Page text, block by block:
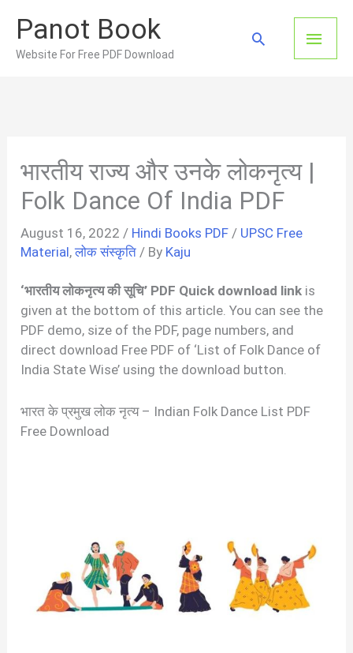
content
Panot Book
Website For Free PDF Download
Main
Search
भारतीय राज्य और उनके लोकनृत्य |
Folk Dance Of India PDF
August 16, 2022 / Hindi Books PDF / UPSC Free
Material,लोक संस्कृति / By Kaju
‘भारतीय लोकनृत्य की सूचि’ PDF Quick download link is
given at the bottom of this article. You can see the
PDF demo, size of the PDF, page numbers, and
direct download Free PDF of ‘List of Folk Dance of
India State Wise’ using the download button.
भारत के प्रमुख लोक नृत्य – Indian Folk Dance List PDF
Free Download